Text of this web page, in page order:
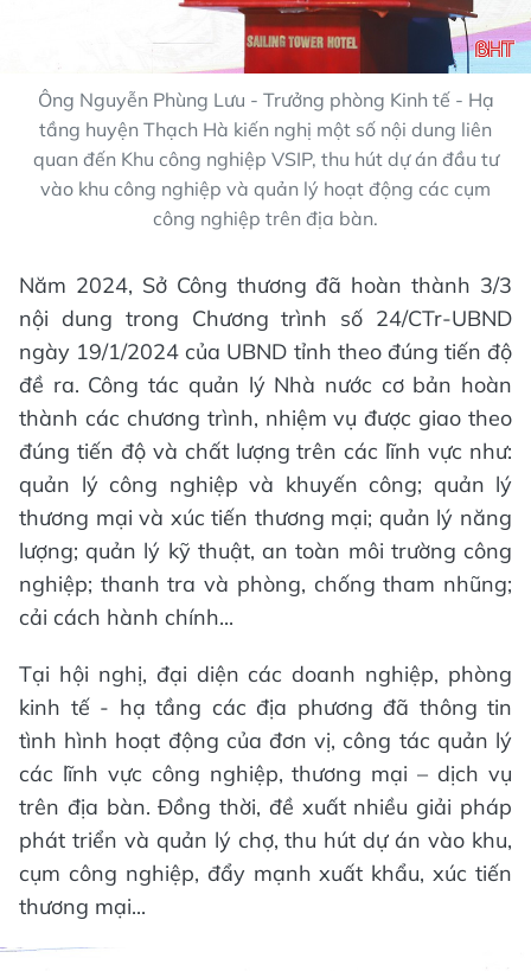
Ông Nguyễn Phùng Lưu - Trưởng phòng Kinh tế - Hạ
tầng huyện Thạch Hà kiến nghị một số nội dung liên
quan đến Khu công nghiệp VSIP, thu hút dự án đầu tư
vào khu công nghiệp và quản lý hoạt động các cụm
công nghiệp trên địa bàn.
Năm 2024, Sở Công thương đã hoàn thành 3/3
nội dung trong Chương trình số 24/CTr-UBND
ngày 19/1/2024 của UBND tỉnh theo đúng tiến độ
đề ra. Công tác quản lý Nhà nước cơ bản hoàn
thành các chương trình, nhiệm vụ được giao theo
đúng tiến độ và chất lượng trên các lĩnh vực như:
quản lý công nghiệp và khuyến công; quản lý
thương mại và xúc tiến thương mại; quản lý năng
lượng; quản lý kỹ thuật, an toàn môi trường công
nghiệp; thanh tra và phòng, chống tham nhũng;
cải cách hành chính...
Tại hội nghị, đại diện các doanh nghiệp, phòng
kinh tế - hạ tầng các địa phương đã thông tin
tình hình hoạt động của đơn vị, công tác quản lý
các lĩnh vực công nghiệp, thương mại – dịch vụ
trên địa bàn. Đồng thời, đề xuất nhiều giải pháp
phát triển và quản lý chợ, thu hút dự án vào khu,
cụm công nghiệp, đẩy mạnh xuất khẩu, xúc tiến
thương mại...